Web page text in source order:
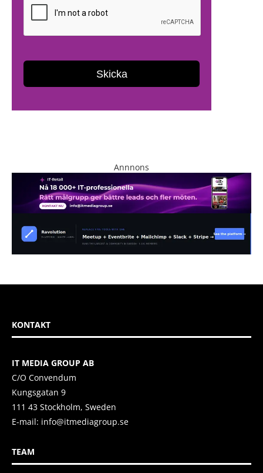
Annnons
KONTAKT
IT MEDIA GROUP AB
C/O Convendum
Kungsgatan 9
111 43 Stockholm, Sweden
E-mail: info@itmediagroup.se
TEAM